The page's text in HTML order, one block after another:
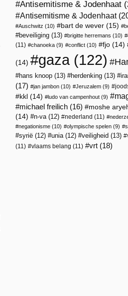
Antisemitisme & Jodenhaat
Antisemitisme & Jodenhaat
Auschwitz (10) bart de wever (15)
beveiliging (13) brigitte herremans (10)
(11)
chanoeka (9) conflict (10) fjo (14)
(14) gaza(122)
hans knoop (13) herdenking (13)
(17)
jan jambon (10) Jeruzalem (9)
kkl (14) ludo van campenhout (9)
michael freilich (16)
moshe
(14)
n-va(12) nederland (11)
negationisme (10) olympische spelen (9)
syrië (12) unia(12) veiligheid (13)
(11)
vlaams belang (11) vrt (18)